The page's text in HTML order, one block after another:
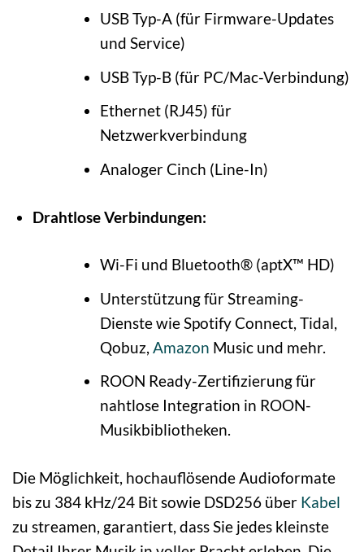
USB Typ-A (für Firmware-Updates
und Service)
USB Typ-B (für PC/Mac-Verbindung)
Ethernet (RJ45) für
Netzwerkverbindung
Analoger Cinch (Line-In)
Drahtlose Verbindungen:
Wi-Fi und Bluetooth® (aptX™ HD)
Unterstützung für Streaming-
Dienste wie Spotify Connect, Tidal,
Qobuz, Amazon Music und mehr.
ROON Ready-Zertifizierung für
nahtlose Integration in ROON-
Musikbibliotheken.
Die Möglichkeit, hochauflösende Audioformate
bis zu 384 kHz/24 Bit sowie DSD256 über Kabel
zu streamen, garantiert, dass Sie jedes kleinste